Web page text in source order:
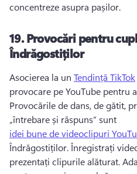
concentreze asupra pașilor.
19.Provocări pentru
Îndrăgostiților
Asocierea la un Tendință TikTok
Provocările de dans, de gătit,
„întrebare și răspuns” sunt
idei bune de videoclipuri
Îndrăgostiților. Înregistrați
prezentați clipurile alăturat.